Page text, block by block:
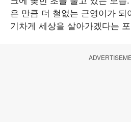
은 만큼 더 철없는 근영이가
기차게 세상을 살아가겠다는